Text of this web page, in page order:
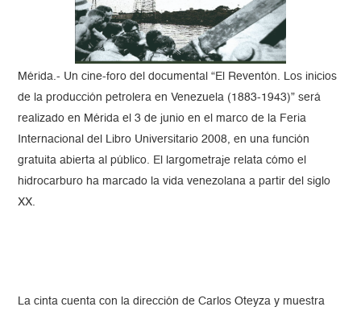
Mérida.- Un cine-foro del documental “El Reventón. Los inicios
de la producción petrolera en Venezuela (1883-1943)” será
realizado en Mérida el 3 de junio en el marco de la Feria
Internacional del Libro Universitario 2008, en una función
gratuita abierta al público. El largometraje relata cómo el
hidrocarburo ha marcado la vida venezolana a partir del siglo
XX.
La cinta cuenta con la dirección de Carlos Oteyza y muestra